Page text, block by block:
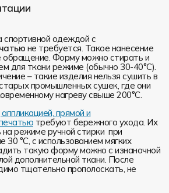
спортивной одеждой с
не требуется. Такое нанесение
Форму можно стирать и
для ткани режиме (обычно 30-40°С).
– такие изделия нельзя сушить в
промышленных сушек, где они
нагреву свыше 200°С.
прямой и
требуют бережного ухода. Их
режиме ручной стирки при
°C, с использованием мягких
такую форму можно с изнаночной
дополнительной ткани. После
тщательно прополоскать, не